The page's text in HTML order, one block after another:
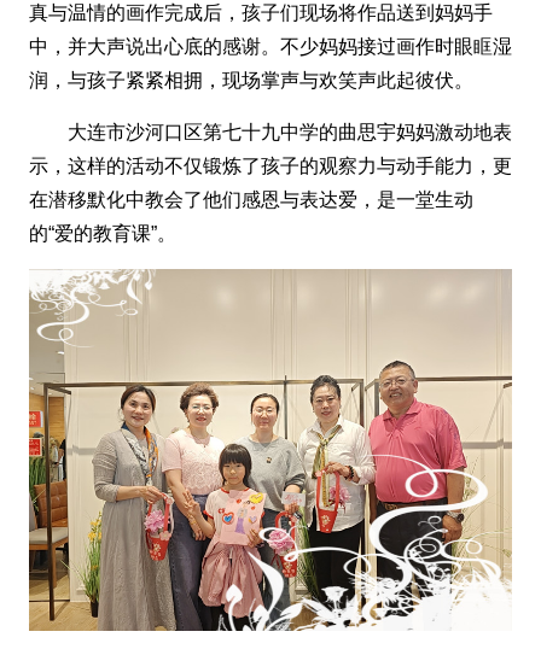
真与温情的画作完成后，孩子们现场将作品送到妈妈手
中，并大声说出心底的感谢。不少妈妈接过画作时眼眶湿
润，与孩子紧紧相拥，现场掌声与欢笑声此起彼伏。
大连市沙河口区第七十九中学的曲思宇妈妈激动地表
示，这样的活动不仅锻炼了孩子的观察力与动手能力，更
在潜移默化中教会了他们感恩与表达爱，是一堂生动
的“爱的教育课”。